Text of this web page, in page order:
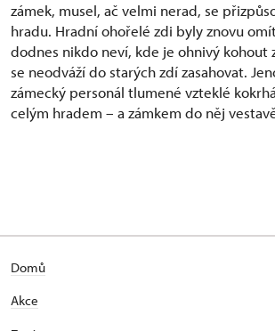
zámek, musel, ač velmi nerad, se
hradu. Hradní ohořelé zdi byly znovu
dodnes nikdo neví, kde je ohnivý kohout
se neodváží do starých zdí zasahovat.
zámecký personál tlumené vzteklé
celým hradem – a zámkem do něj
Domů
Akce